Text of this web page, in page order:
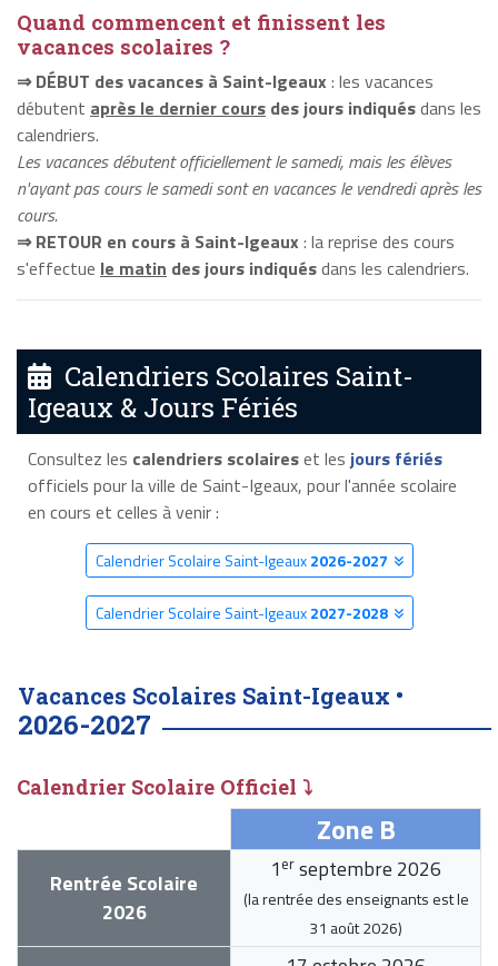
Quand commencent et finissent les
vacances scolaires ?
⇒ DÉBUT des vacances à Saint-Igeaux : les vacances
débutent après le dernier cours des jours indiquésdans les
calendriers.
Les vacances débutent officiellement le samedi, mais les élèves
n'ayant pas cours le samedi sont en vacances le vendredi après les
cours.
⇒ RETOUR en cours à Saint-Igeaux : la reprise des cours
s'effectue le matin des jours indiquésdans les calendriers.
Calendriers Scolaires Saint-
Igeaux & Jours Fériés
Consultez les calendriers scolaireset les jours fériés
officiels pour la ville de Saint-Igeaux, pour l'année scolaire
en cours et celles à venir :
Calendrier Scolaire Saint-Igeaux2026-2027
Calendrier Scolaire Saint-Igeaux2027-2028
Vacances Scolaires Saint-Igeaux •
2026-2027
Calendrier Scolaire Officiel ⤵
Zone B
Rentrée Scolaire
2026
1 er septembre 2026
(la rentrée des enseignants est le
31 août 2026)